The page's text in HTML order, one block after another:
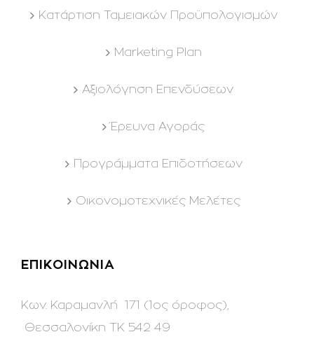
Kατάρτιση Ταμειακών Προϋπολογισμών
Marketing Plan
Αξιολόγηση Επενδύσεων
Έρευνα Αγοράς
Προγράμματα Επιδοτήσεων
Οικονομοτεχνικές Μελέτες
ΕΠΙΚΟΙΝΩΝΙΑ
Κων. Καραμανλή 171 (1ος όροφος),
Θεσσαλονίκη ΤΚ 542 49